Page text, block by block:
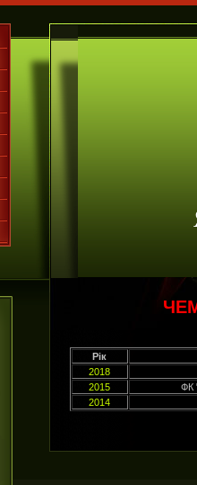
Рік
2018
2015
ФК
2014